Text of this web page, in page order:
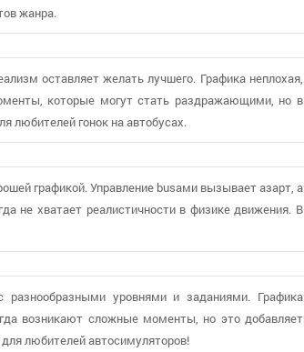
жанра.
оставляет желать лучшего. Графика неплохая,
которые могут стать раздражающими, но в
любителей гонок на автобусах.
графикой. Управление busами вызывает азарт, а
не хватает реалистичности в физике движения. В
разнообразными уровнями и заданиями. Графика
возникают сложные моменты, но это добавляет
любителей автосимуляторов!